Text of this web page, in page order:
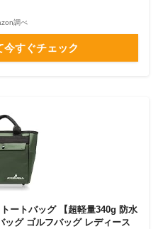
調べ
今すぐチェック
ートバッグ 【超軽量340g 防水
ッグ ゴルフバッグ レディース